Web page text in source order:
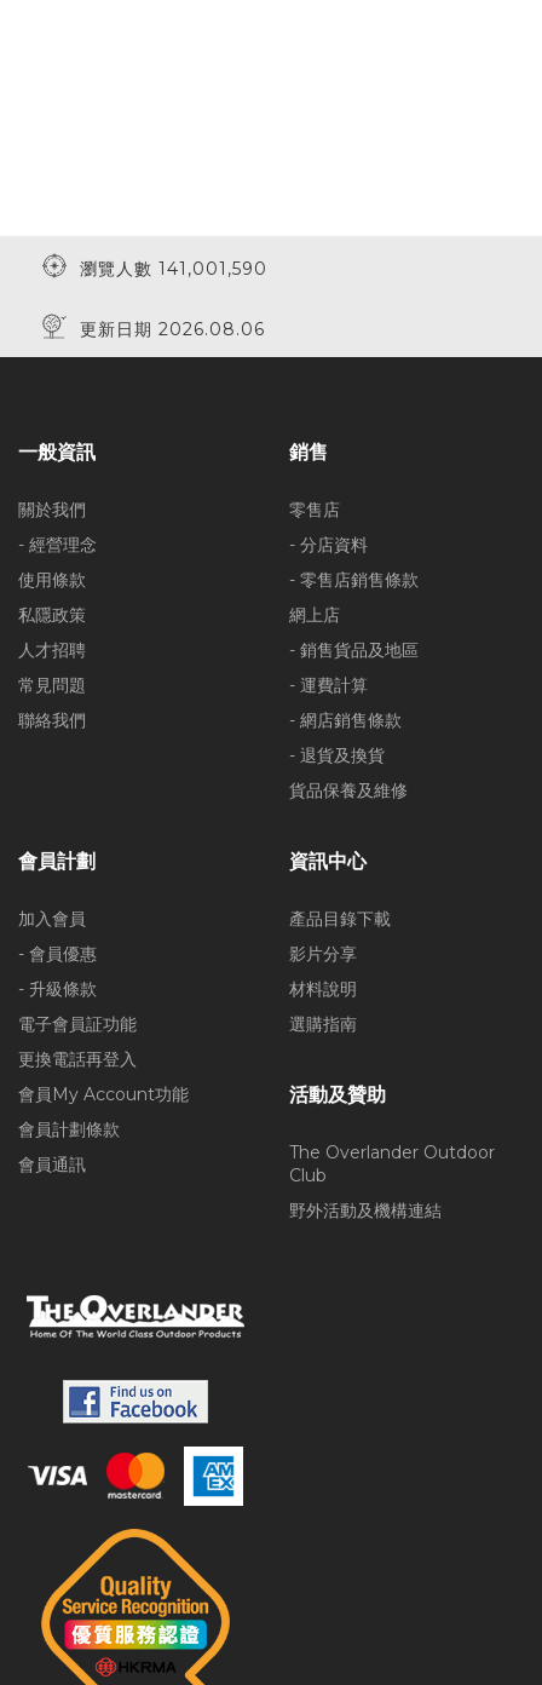
瀏覽人數 141,001,590
更新日期 2026.08.06
一般資訊
關於我們
- 經營理念
使用條款
私隱政策
人才招聘
常見問題
聯絡我們
銷售
零售店
- 分店資料
- 零售店銷售條款
網上店
- 銷售貨品及地區
- 運費計算
- 網店銷售條款
- 退貨及換貨
貨品保養及維修
會員計劃
加入會員
- 會員優惠
- 升級條款
電子會員証功能
更換電話再登入
會員My Account功能
會員計劃條款
會員通訊
資訊中心
產品目錄下載
影片分享
材料說明
選購指南
活動及贊助
The Overlander Outdoor
Club
野外活動及機構連結